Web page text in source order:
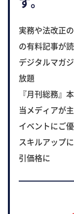
実務や法改正
の有料記事が
デジタルマガ
放題
『月刊総務』
当メディアが
イベントにご
スキルアップ
引価格に